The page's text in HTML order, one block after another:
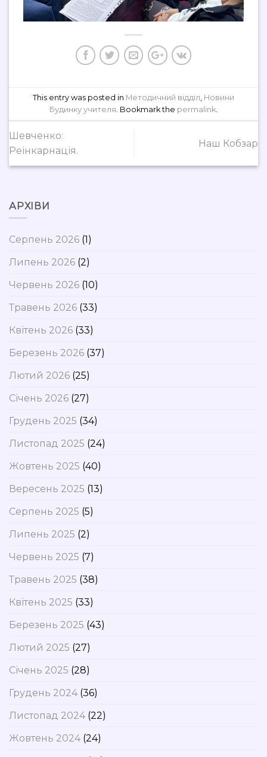
This entry was posted in Методичний відділ Новини
Будинку учителя . Bookmark the permalink
Шевченко:
Реінкарнація.
Наш Кобзар
АРХІВИ
Серпень 2026 (1)
Липень 2026 (2)
Червень 2026 (10)
Травень 2026 (33)
Квітень 2026 (33)
Березень 2026 (37)
Лютий 2026 (25)
Січень 2026 (27)
Грудень 2025 (34)
Листопад 2025 (24)
Жовтень 2025 (40)
Вересень 2025 (13)
Серпень 2025 (5)
Липень 2025 (2)
Червень 2025 (7)
Травень 2025 (38)
Квітень 2025 (33)
Березень 2025 (43)
Лютий 2025 (27)
Січень 2025 (28)
Грудень 2024(36)
Листопад 2024(22)
Жовтень 2024(24)